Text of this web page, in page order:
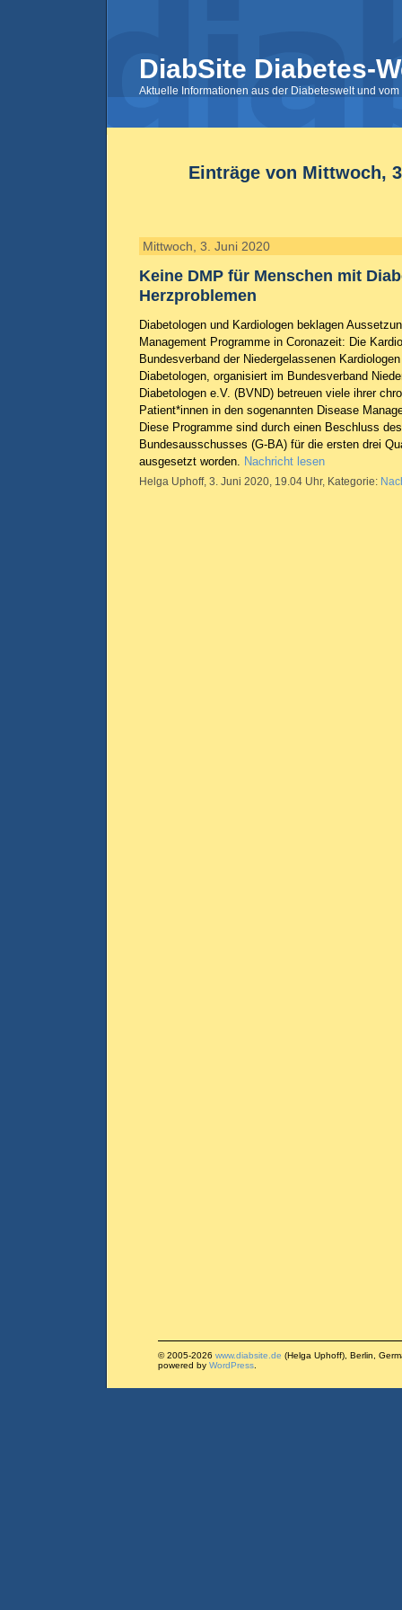
DiabSite Diabetes-
Aktuelle Informationen aus der Diabeteswelt und
Einträge von Mittwoch,
Mittwoch, 3. Juni 2020
Keine DMP für Menschen mit
Herzproblemen
Diabetologen und Kardiologen beklagen
Management Programme in Coronazeit: Die
Bundesverband der Niedergelassenen
Diabetologen, organisiert im Bundesverband
Diabetologen e.V. (BVND) betreuen viele ihrer
Patient*innen in den sogenannten Disease
Diese Programme sind durch einen Beschluss
Bundesausschusses (G-BA) für die ersten drei
ausgesetzt worden. Nachricht lesen
Helga Uphoff, 3. Juni 2020, 19.04 Uhr, Kategorie:
© 2005-2026 www.diabsite.de (Helga Uphoff), Berlin,
powered by WordPress.